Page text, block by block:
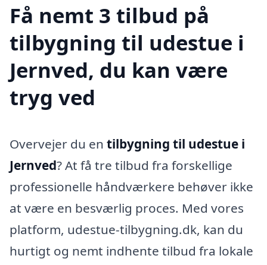
Få nemt 3 tilbud på
tilbygning til udestue i
Jernved, du kan være
tryg ved
Overvejer du en tilbygning til udestue i
Jernved? At få tre tilbud fra forskellige
professionelle håndværkere behøver ikke
at være en besværlig proces. Med vores
platform, udestue-tilbygning.dk, kan du
hurtigt og nemt indhente tilbud fra lokale